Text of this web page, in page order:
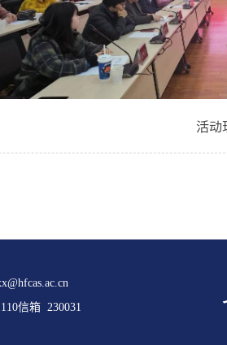
活动
信箱 230031